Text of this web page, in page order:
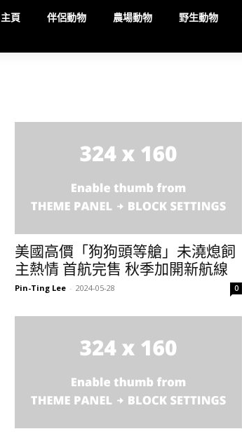
主頁 伴侶動物 農場動物 野生動物
美國高價「狗狗頭等艙」未澆熄飼
主熱情 首航完售 秋季加開新航線
Pin-Ting Lee - 2024-05-28 0